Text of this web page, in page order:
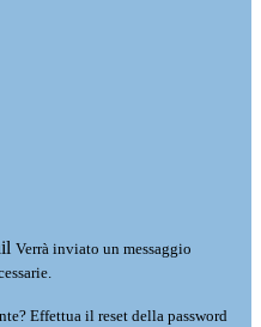
Verrà inviato un messaggio
Effettua il reset della password